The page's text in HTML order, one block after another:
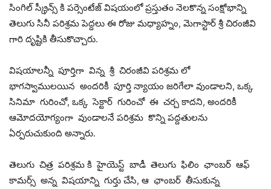
సింగిల్ స్క్రీన్స్ కి పర్సెంటేజ్ విషయంలో ప్రస్తుతం నెలకొన్న సంక్షోభాన్ని
తెలుగు సినీ పరిశ్రమ పెద్దలు ఈ రోజు మధ్యాహ్నం, మెగాస్టార్ శ్రీ చిరంజీవి
గారి దృష్టికి తీసుకొచ్చారు.
విషయాలన్నీ పూర్తిగా విన్న శ్రీ చిరంజీవి పరిశ్రమ లో
భాగస్వాములయిన అందరికీ పూర్తి న్యాయం జరిగేలా వుండాలని, ఒక్క
సినిమా గురించో, ఒక్క సెక్టార్ గురించో ఈ చర్చ కాదని, అందరికీ
ఆమోదయోగ్యంగా వుండాలనే పరిశ్రమ కొన్ని పద్దతులను
ఏర్పరుచుకుంది అన్నారు.
తెలుగు చిత్ర పరిశ్రమ కి హైయెస్ట్ బాడీ తెలుగు ఫిలిం ఛాంబర్ ఆఫ్
కామర్స్ అన్న విషయాన్ని గుర్తు చేసి, ఆ ఛాంబర్ తీసుకున్న